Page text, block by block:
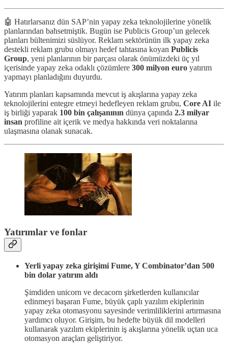
🤖 Hatırlarsanız dün SAP’nin yapay zeka teknolojilerine yönelik
planlarından bahsetmiştik. Bugün ise Publicis Group’un gelecek
planları bültenimizi süslüyor. Reklam sektörünün ilk yapay zeka
destekli reklam grubu olmayı hedef tahtasına koyan Publicis
Group, yeni planlarının bir parçası olarak önümüzdeki üç yıl
içerisinde yapay zeka odaklı çözümlere 300 milyon euro yatırım
yapmayı planladığını duyurdu.
Yatırım planları kapsamında mevcut iş akışlarına yapay zeka
teknolojilerini entegre etmeyi hedefleyen reklam grubu, Core AI ile
iş birliği yaparak 100 bin çalışanının dünya çapında 2.3 milyar
insan profiline ait içerik ve medya hakkında veri noktalarına
ulaşmasına olanak sunacak.
Yatırımlar ve fonlar
Yerli yapay zeka girişimi Fume, Y Combinator’dan 500
bin dolar yatırım aldı
Şimdiden unicorn ve decacorn şirketlerden kullanıcılar
edinmeyi başaran Fume, büyük çaplı yazılım ekiplerinin
yapay zeka otomasyonu sayesinde verimliliklerini artırmasına
yardımcı oluyor. Girişim, bu hedefte büyük dil modelleri
kullanarak yazılım ekiplerinin iş akışlarına yönelik uçtan uca
otomasyon araçları geliştiriyor.